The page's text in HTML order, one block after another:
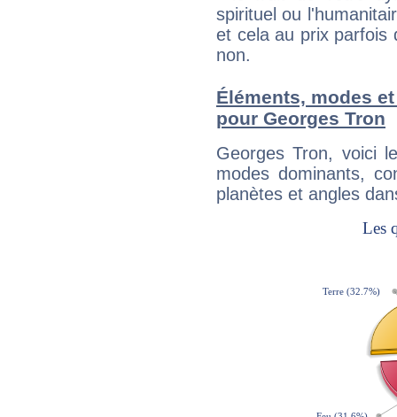
spirituel ou
et cela au prix parfois
non.
Éléments, modes
pour Georges Tron
Georges Tron, voici
modes dominants,
planètes et angles